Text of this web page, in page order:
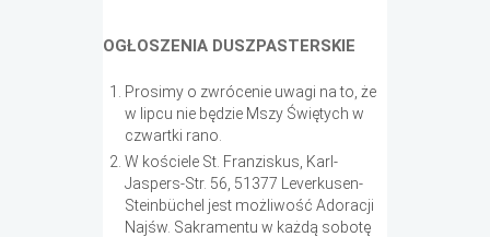
OGŁOSZENIA DUSZPASTERSKIE
Prosimy o zwrócenie uwagi na to, że
w lipcu nie będzie Mszy Świętych w
czwartki rano.
W kościele St. Franziskus, Karl-
Jaspers-Str. 56, 51377 Leverkusen-
Steinbüchel jest możliwość Adoracji
Najśw. Sakramentu w każdą sobotę